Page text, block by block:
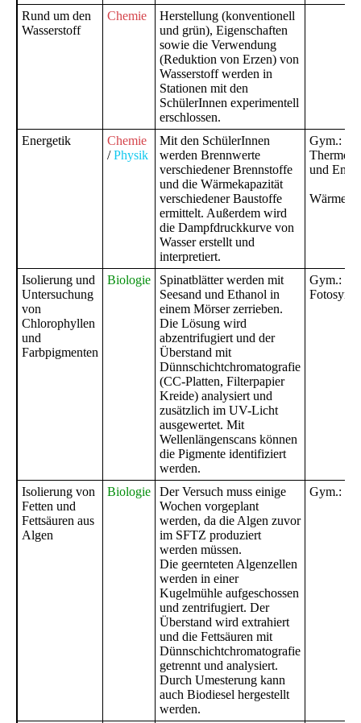
Rund um den
Wasserstoff
Chemie
Herstellung (konventionell
und grün), Eigenschaften
sowie die Verwendung
(Reduktion von Erzen) von
Wasserstoff werden in
Stationen mit den
SchülerInnen experimentell
erschlossen.
Energetik
Chemie
/ Physik
Mit den SchülerInnen
werden Brennwerte
verschiedener Brennstoffe
und die Wärmekapazität
verschiedener Baustoffe
ermittelt. Außerdem wird
die Dampfdruckkurve von
Wasser erstellt und
interpretiert.
Gym.:
und
Isolierung und
Untersuchung
von
Chlorophyllen
und
Farbpigmenten
Biologie
Spinatblätter werden mit
Seesand und Ethanol in
einem Mörser zerrieben.
Die Lösung wird
abzentrifugiert und der
Überstand mit
Dünnschichtchromatografie
(CC-Platten, Filterpapier
Kreide) analysiert und
zusätzlich im UV-Licht
ausgewertet. Mit
Wellenlängenscans können
die Pigmente identifiziert
werden.
Gym.:
Isolierung von
Fetten und
Fettsäuren aus
Algen
Biologie
Der Versuch muss einige
Wochen vorgeplant
werden, da die Algen zuvor
im SFTZ produziert
werden müssen.
Die geernteten Algenzellen
werden in einer
Kugelmühle aufgeschossen
und zentrifugiert. Der
Überstand wird extrahiert
und die Fettsäuren mit
Dünnschichtchromatografie
getrennt und analysiert.
Durch Umesterung kann
auch Biodiesel hergestellt
werden.
Gym.: